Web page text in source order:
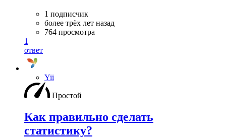
1 подписчик
более трёх лет назад
764 просмотра
1
ответ
Yii
Простой
Как правильно сделать
статистику?